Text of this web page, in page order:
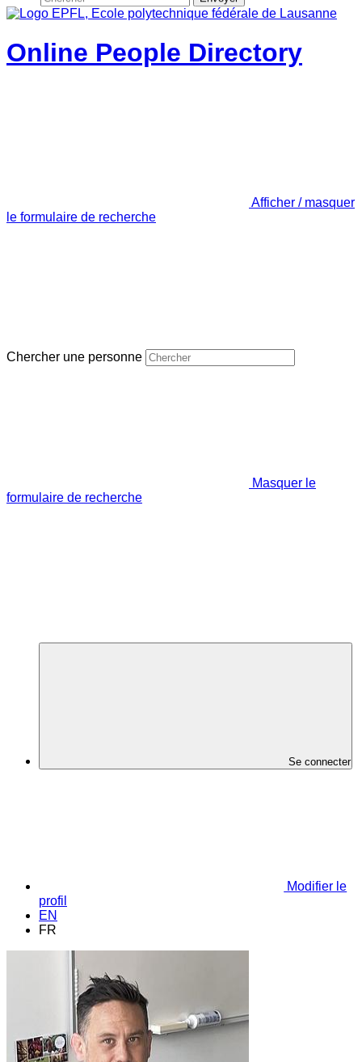
Online People Directory
Afficher / masquer
le formulaire de recherche
Chercher une personne
Masquer le
formulaire de recherche
Se connecter
Modifier le
profil
EN
FR